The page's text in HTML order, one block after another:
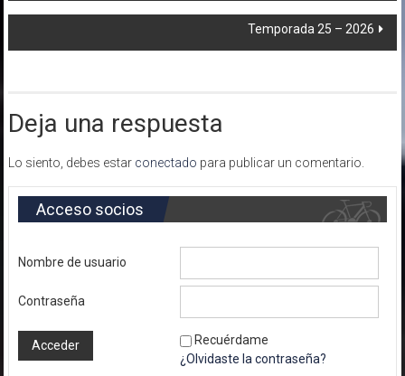
de
entradas
Temporada 25 – 2026
Deja una respuesta
Lo siento, debes estar conectado para publicar un comentario.
Acceso socios
Nombre de usuario
Contraseña
Recuérdame
¿Olvidaste la contraseña?